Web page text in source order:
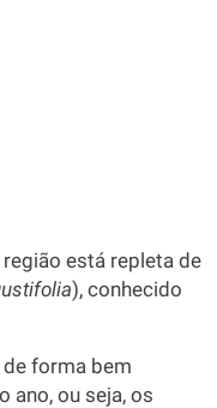
região está repleta de
), conhecido
forma bem
ano, ou seja, os